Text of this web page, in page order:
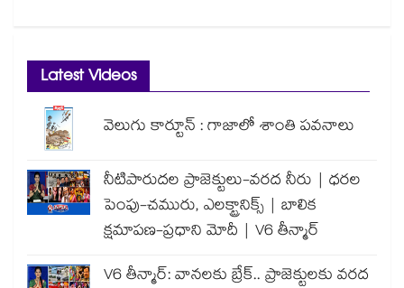
Latest Videos
వెలుగు కార్టూన్ : గాజాలో శాంతి పవనాలు
నీటిపారుదల ప్రాజెక్టులు-వరద నీరు | ధరల
పెంపు-చమురు, ఎలక్ట్రానిక్స్ | బాలిక
క్షమాపణ-ప్రధాని మోదీ | V6 తీన్మార్
V6 తీన్మార్: వానలకు బ్రేక్.. ప్రాజెక్టులకు వరద